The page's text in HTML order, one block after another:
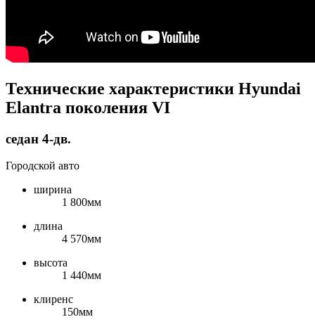
Технические характеристики Hyundai
Elantra поколения VI
седан 4-дв.
Городской авто
ширина
1 800мм
длина
4 570мм
высота
1 440мм
клиренс
150мм